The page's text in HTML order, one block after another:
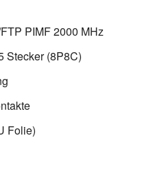
PIMF 2000 MHz
Stecker (8P8C)
Folie)